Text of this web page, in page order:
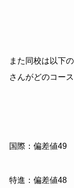
また同校は以下
さんがどのコー
国際：偏差値49
特進：偏差値48